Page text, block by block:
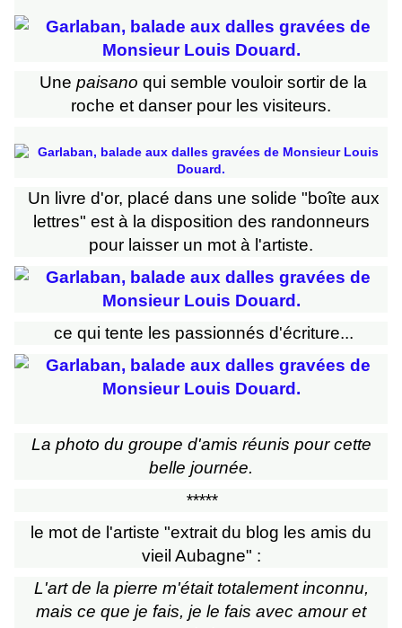
Une paisano qui semble vouloir sortir de la
roche et danser pour les visiteurs.
Un livre d'or, placé dans une solide "boîte aux
lettres" est à la disposition des randonneurs
pour laisser un mot à l'artiste.
ce qui tente les passionnés d'écriture...
La photo du groupe d'amis réunis pour cette
belle journée.
*****
le mot de l'artiste "extrait du blog les amis du
vieil Aubagne" :
L'art de la pierre m'était totalement inconnu,
mais ce que je fais, je le fais avec amour et